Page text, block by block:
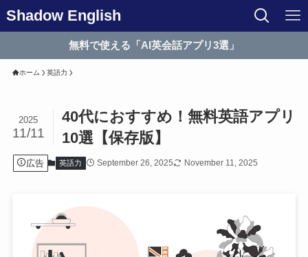
Shadow English
無料で使える「AI英会話アプリ3選」
ホーム 英語力
40代におすすめ！無料英語アプリ
10選【保存版】
2025
11/11
広告 英語力 September 26, 2025 November 11, 2025